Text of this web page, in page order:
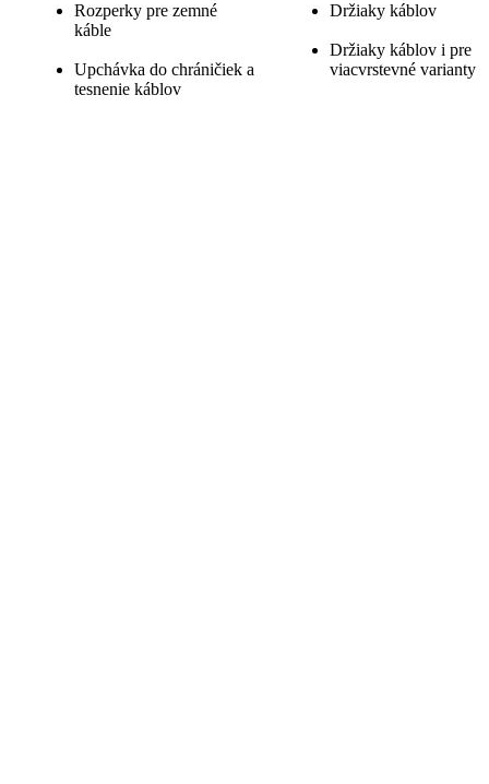
Rozperky pre zemné
káble
Upchávka do chráničiek a
tesnenie káblov
Držiaky káblov
Držiaky káblov i pre
viacvrstevné varianty